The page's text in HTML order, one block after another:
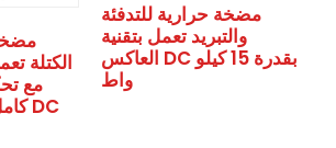
الكتلة
كامل بتقنية العاكس DC
مضخة حرارية للتدفئة
والتبريد تعمل بتقنية
العاكس DC بقدرة 15 كيلو
واط